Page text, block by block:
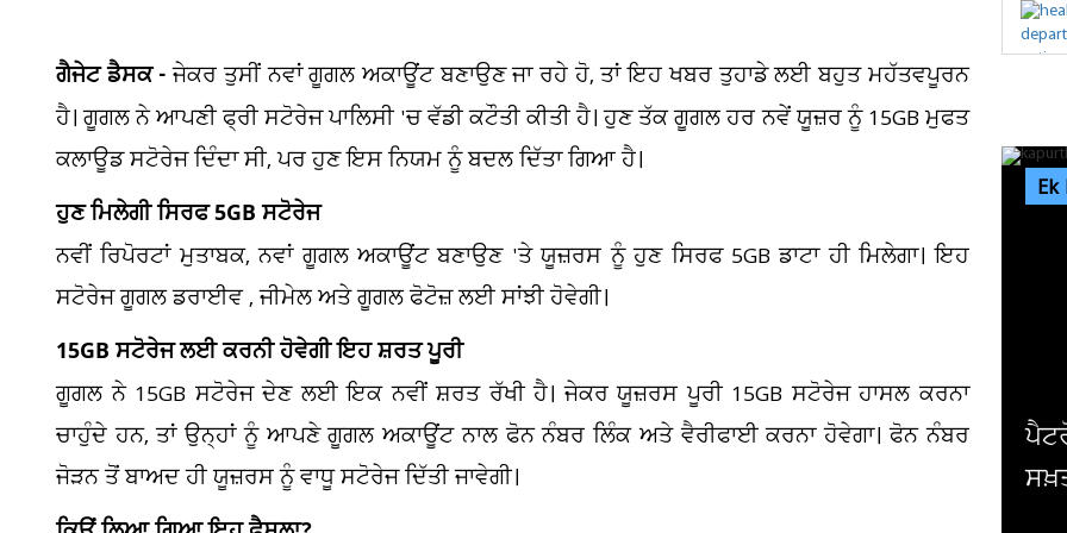
ਗੈਜੇਟ ਡੈਸਕ -ਜੇਕਰ ਤੁਸੀਂ ਨਵਾਂ ਗੂਗਲ ਅਕਾਊਂਟ ਬਣਾਉਣ ਜਾ ਰਹੇ ਹੋ, ਤਾਂ ਇਹ ਖਬਰ ਤੁਹਾਡੇ ਲਈ ਬਹੁਤ ਮਹੱਤਵਪੂਰਨ
ਹੈ। ਗੂਗਲ ਨੇ ਆਪਣੀ ਫ੍ਰੀ ਸਟੋਰੇਜ ਪਾਲਿਸੀ 'ਚ ਵੱਡੀ ਕਟੌਤੀ ਕੀਤੀ ਹੈ। ਹੁਣ ਤੱਕ ਗੂਗਲ ਹਰ ਨਵੇਂ ਯੂਜ਼ਰ ਨੂੰ 15GB ਮੁਫਤ
ਕਲਾਊਡ ਸਟੋਰੇਜ ਦਿੰਦਾ ਸੀ, ਪਰ ਹੁਣ ਇਸ ਨਿਯਮ ਨੂੰ ਬਦਲ ਦਿੱਤਾ ਗਿਆ ਹੈ।
ਹੁਣ ਮਿਲੇਗੀ ਸਿਰਫ 5GB ਸਟੋਰੇਜ
ਨਵੀਂ ਰਿਪੋਰਟਾਂ ਮੁਤਾਬਕ, ਨਵਾਂ ਗੂਗਲ ਅਕਾਊਂਟ ਬਣਾਉਣ 'ਤੇ ਯੂਜ਼ਰਸ ਨੂੰ ਹੁਣ ਸਿਰਫ 5GB ਡਾਟਾ ਹੀ ਮਿਲੇਗਾ। ਇਹ
ਸਟੋਰੇਜ ਗੂਗਲ ਡਰਾਈਵ , ਜੀਮੇਲ ਅਤੇ ਗੂਗਲ ਫੋਟੋਜ਼ ਲਈ ਸਾਂਝੀ ਹੋਵੇਗੀ।
15GB ਸਟੋਰੇਜ ਲਈ ਕਰਨੀ ਹੋਵੇਗੀ ਇਹ ਸ਼ਰਤ ਪੂਰੀ
ਗੂਗਲ ਨੇ 15GB ਸਟੋਰੇਜ ਦੇਣ ਲਈ ਇਕ ਨਵੀਂ ਸ਼ਰਤ ਰੱਖੀ ਹੈ। ਜੇਕਰ ਯੂਜ਼ਰਸ ਪੂਰੀ 15GB ਸਟੋਰੇਜ ਹਾਸਲ ਕਰਨਾ
ਚਾਹੁੰਦੇ ਹਨ, ਤਾਂ ਉਨ੍ਹਾਂ ਨੂੰ ਆਪਣੇ ਗੂਗਲ ਅਕਾਊਂਟ ਨਾਲ ਫੋਨ ਨੰਬਰ ਲਿੰਕ ਅਤੇ ਵੈਰੀਫਾਈ ਕਰਨਾ ਹੋਵੇਗਾ। ਫੋਨ ਨੰਬਰ
ਜੋੜਨ ਤੋਂ ਬਾਅਦ ਹੀ ਯੂਜ਼ਰਸ ਨੂੰ ਵਾਧੂ ਸਟੋਰੇਜ ਦਿੱਤੀ ਜਾਵੇਗੀ।
Ek
ਸਖ਼ਤ